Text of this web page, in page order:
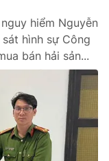
hiểm Nguyễn
hình sự Công
bán hải sản...